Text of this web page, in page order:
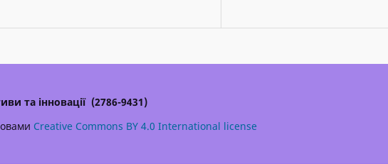
та інновації (2786-9431)
Creative Commons BY 4.0 International license